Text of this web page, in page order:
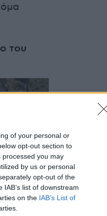
of your personal or
opt-out section to
you may
by us or personal
opt-out of the
list of downstream
on the IAB’s List of
του